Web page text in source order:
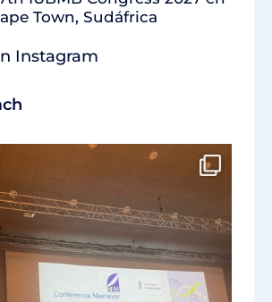
Town, Sudáfrica
Instagram